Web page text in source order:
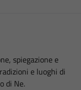
spiegazione e
e luoghi di
di Ne.